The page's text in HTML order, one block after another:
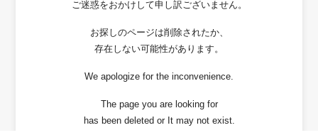
ご迷惑をおかけして申し訳ございません。
お探しのページは削除されたか、
存在しない可能性があります。
We apologize for the inconvenience.
The page you are looking for
has been deleted or It may not exist.